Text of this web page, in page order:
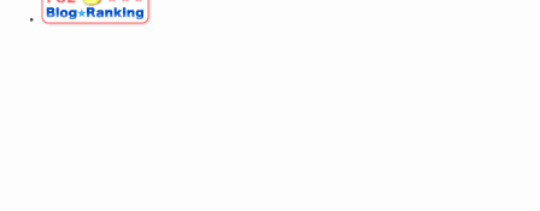
・